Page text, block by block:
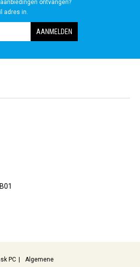
ontvangen?
adres in.
PC
Algemene